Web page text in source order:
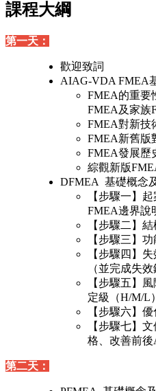
課程大綱
第一天：
歡迎致詞
AIAG-VDA FMEA
FMEA的重要
FMEA及家族
FMEA對新技
FMEA新舊版
FMEA發展歷
綜觀新版
DFMEA 基礎概念
【步驟一】
FMEA邊界說
【步驟二】
【步驟三】
【步驟四】
（並完成失效
【步驟五】
定級（H/M/L
【步驟六】
【步驟七】
格、改善前後
第二天：